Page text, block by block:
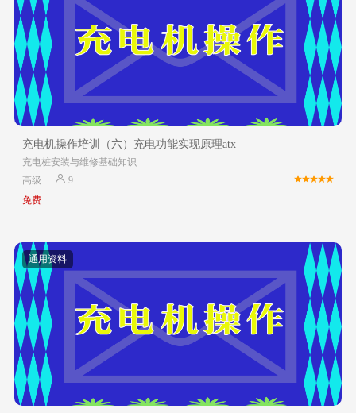
充电机操作培训（六）充电功能实现原理atx
充电桩安装与维修基础知识
高级
9
免费
通用资料